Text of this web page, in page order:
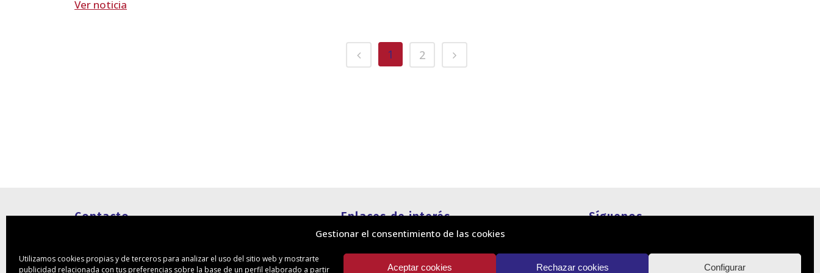
Gestionar el consentimiento de las cookies
Utilizamos cookies propias y de terceros para analizar el uso del sitio web y mostrarte
publicidad relacionada con tus preferencias sobre la base de un perfil elaborado a partir
Aceptar cookies Rechazar cookies Configurar
Ver noticia
1 2
Contacto
38004 – Santa Cruz de Tenerife
Enlaces de interés
Política de cookies
Política de privacidad
Información legal
Síguenos